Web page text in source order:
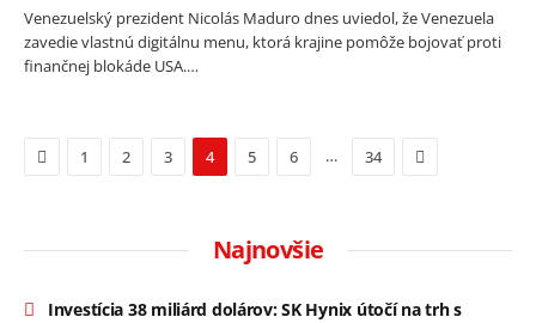
Venezuelský prezident Nicolás Maduro dnes uviedol, že Venezuela
zavedie vlastnú digitálnu menu, ktorá krajine pomôže bojovať proti
finančnej blokáde USA.…
Previous
1 2 3 4 5 6 … 34 Next
Najnovšie
Investícia 38 miliárd dolárov: SK Hynix útočí na trh s